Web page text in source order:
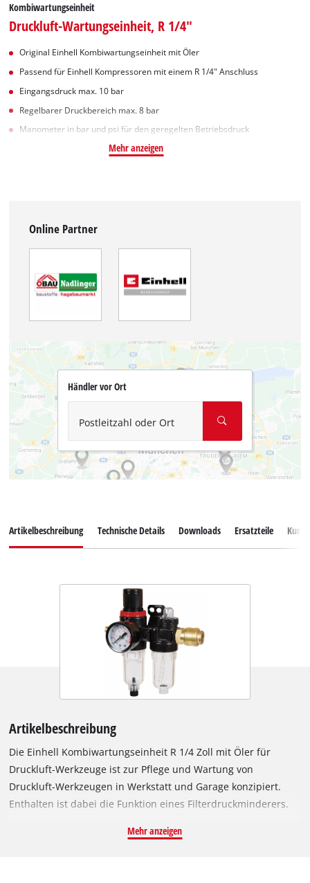
Kombiwartungseinheit
Druckluft-Wartungseinheit, R 1/4"
Original Einhell Kombiwartungseinheit mit Öler
Passend für Einhell Kompressoren mit einem R 1/4" Anschluss
Eingangsdruck max. 10 bar
Regelbarer Druckbereich max. 8 bar
Manometer in bar und psi für den geregelten Betriebsdruck
Mehr anzeigen
Online Partner
Händler vor Ort
Postleitzahl oder Ort
Artikelbeschreibung Technische Details Downloads Ersatzteile
Artikelbeschreibung
Die Einhell Kombiwartungseinheit R 1/4 Zoll mit Öler für
Druckluft-Werkzeuge ist zur Pflege und Wartung von
Druckluft-Werkzeugen in Werkstatt und Garage konzipiert.
Enthalten ist dabei die Funktion eines Filterdruckminderers.
wie der Druckluft-Schlagschrauber benötigen Öl zum Schutz
Mehr anzeigen